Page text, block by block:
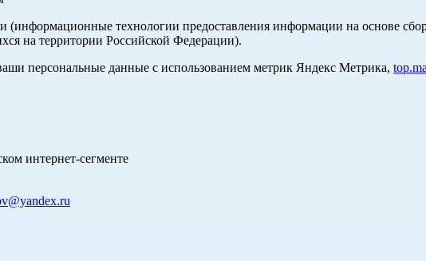
технологии предоставления информации на основе
на территории Российской Федерации).
персональные данные с использованием метрик Яндекс Метрика,
интернет-сегменте